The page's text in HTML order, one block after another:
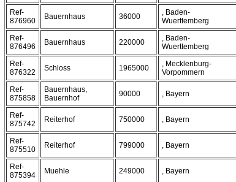
Ref-
876960
Bauernhaus 36000
, Baden-
Wuerttemberg
Ref-
876496
Bauernhaus 220000
, Baden-
Wuerttemberg
Ref-
876322
Schloss 1965000
, Mecklenburg-
Vorpommern
Ref-
875858
Bauernhaus,
Bauernhof
90000 , Bayern
Ref-
875742
Reiterhof 750000 , Bayern
Ref-
875510
Reiterhof 799000 , Bayern
Ref-
875394
Muehle 249000 , Bayern